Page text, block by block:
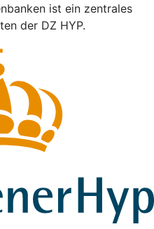
ist ein zentrales
der DZ HYP.